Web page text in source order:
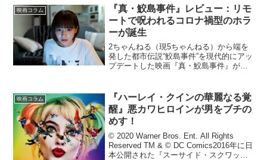
題材にした映画を作り続けてきました。
そしてここにまた新...
映画コラム
『真・鮫島事件』レビュー：リモ
ートで呪われるコロナ禍型のホラ
ーが誕生
2ちゃんねる（現5ちゃんねる）から端を
発した都市伝説“鮫島事件”を現代的にアッ
プデートした映画『真・鮫島事件』が公
カメラの映像を意識した、手持ち感あふ
れる映像で進み、...
映画コラム
『ハーレイ・クインの華麗なる覚
醒』悪カワヒロインが男をブチの
めす！
© 2020 Warner Bros. Ent. All Rights
Reserved TM & © DC Comics2016年に日
本公開された『スーサイド・スクワッ